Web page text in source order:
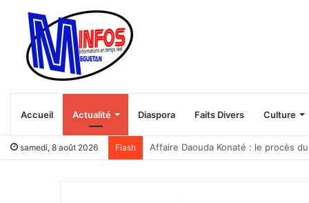
Accueil Actualité Diaspora Faits Divers Culture
samedi, 8 août 2026 Flash Trump veut bloquer le “tourisme des